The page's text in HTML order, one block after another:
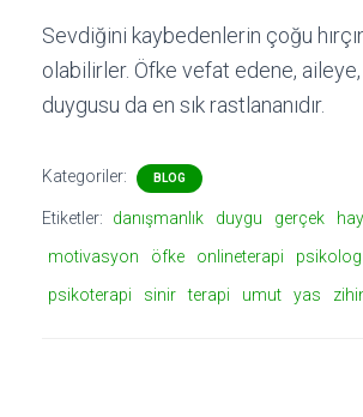
Sevdiğini kaybedenlerin çoğu
olabilirler. Öfke vefat edene,
duygusu da en sık rastlananıdır.
Kategoriler: BLOG
Etiketler: danışmanlık duygu gerçek
motivasyon
öfke onlineterapi psikolog
psikoterapi
sinir terapi umut yas